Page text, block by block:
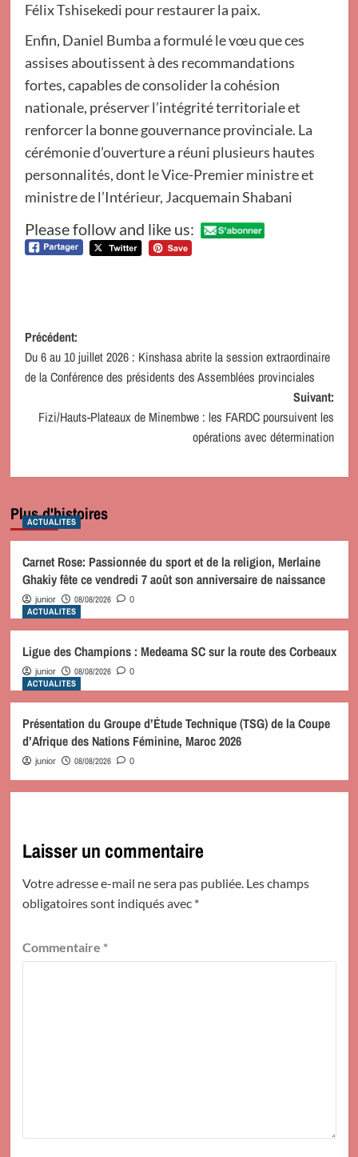
Félix Tshisekedi pour restaurer la paix.
Enfin, Daniel Bumba a formulé le vœu que ces
assises aboutissent à des recommandations
fortes, capables de consolider la cohésion
nationale, préserver l’intégrité territoriale et
renforcer la bonne gouvernance provinciale. La
cérémonie d’ouverture a réuni plusieurs hautes
personnalités, dont le Vice-Premier ministre et
ministre de l’Intérieur, Jacquemain Shabani
Please follow and like us:
Navigation
d’article
Précédent:
Du 6 au 10 juillet 2026 : Kinshasa abrite la session extraordinaire
de la Conférence des présidents des Assemblées provinciales
Suivant:
Fizi/Hauts-Plateaux de Minembwe : les FARDC poursuivent les
opérations avec détermination
Plus d'histoires
ACTUALITES
Carnet Rose: Passionnée du sport et de la religion, Merlaine
Ghakiy fête ce vendredi 7 août son anniversaire de naissance
junior 08/08/2026 0
ACTUALITES
Ligue des Champions : Medeama SC sur la route des Corbeaux
junior 08/08/2026 0
ACTUALITES
Présentation du Groupe d’Étude Technique (TSG) de la Coupe
d’Afrique des Nations Féminine, Maroc 2026
junior 08/08/2026 0
Laisser un commentaire
Votre adresse e-mail ne sera pas publiée. Les champs
obligatoires sont indiqués avec *
Commentaire *